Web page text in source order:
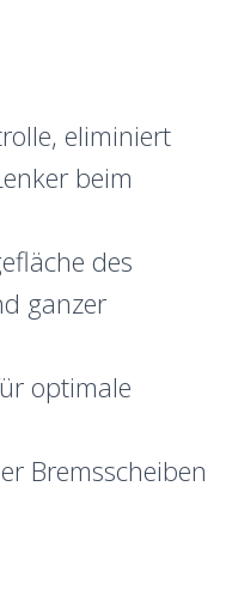
eliminiert
beim
des
ganzer
optimale
Bremsscheiben